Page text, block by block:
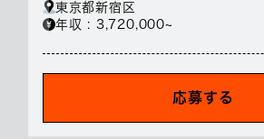
東京都新宿区
年収 : 3,720,000~
応募する